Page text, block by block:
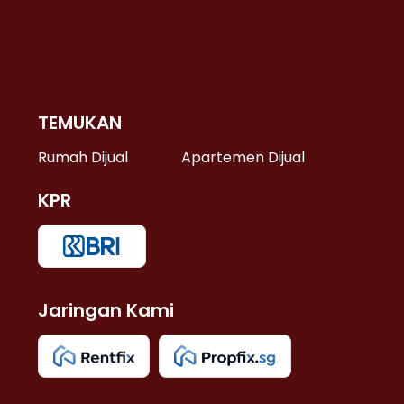
TEMUKAN
Rumah Dijual Apartemen Dijual
KPR
Jaringan Kami